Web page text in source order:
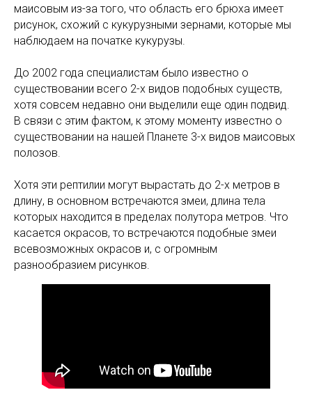
маисовым из-за того, что область его брюха имеет
рисунок, схожий с кукурузными зернами, которые мы
наблюдаем на початке кукурузы.
До 2002 года специалистам было известно о
существовании всего 2-х видов подобных существ,
хотя совсем недавно они выделили еще один подвид.
В связи с этим фактом, к этому моменту известно о
существовании на нашей Планете 3-х видов маисовых
полозов.
Хотя эти рептилии могут вырастать до 2-х метров в
длину, в основном встречаются змеи, длина тела
которых находится в пределах полутора метров. Что
касается окрасов, то встречаются подобные змеи
всевозможных окрасов и, с огромным
разнообразием рисунков.